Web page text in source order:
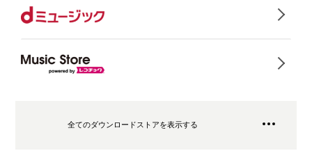
全てのダウンロードストアを表示する